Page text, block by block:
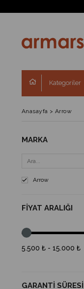
Kategoriler
Anasayfa > Arrow
MARKA
Arrow
FIYAT ARALIĞI
5.500 ₺ - 15.000 ₺
GARANTI SÜRESI